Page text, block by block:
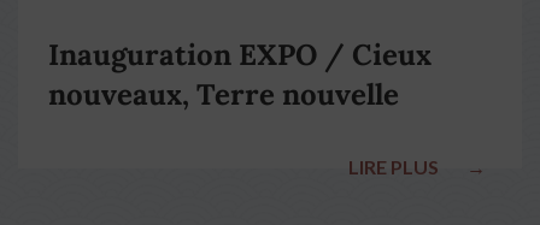
Inauguration EXPO / Cieux
nouveaux, Terre nouvelle
LIRE PLUS →